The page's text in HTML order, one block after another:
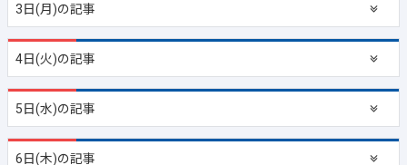
3日(月)の記事
4日(火)の記事
5日(水)の記事
6日(木)の記事